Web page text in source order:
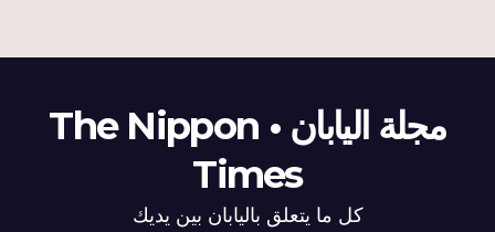
مجلة اليابان • The Nippon
Times
كل ما يتعلق باليابان بين يديك